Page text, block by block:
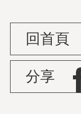
回首頁
分享